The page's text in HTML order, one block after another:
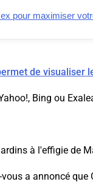
pour maximiser
de visualiser
Bing ou
à l'effigie de
a annoncé